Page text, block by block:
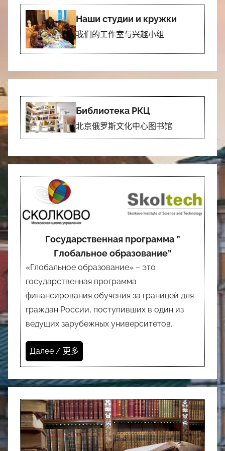
Наши студии и кружки
我们的工作室与兴趣小组
Библиотека РКЦ
北京俄罗斯文化中心图书馆
Государственная программа ”
Глобальное образование”
«Глобальное образование» – это
государственная программа
финансирования обучения за границей для
граждан России, поступивших в один из
ведущих зарубежных университетов.
Далее / 更多